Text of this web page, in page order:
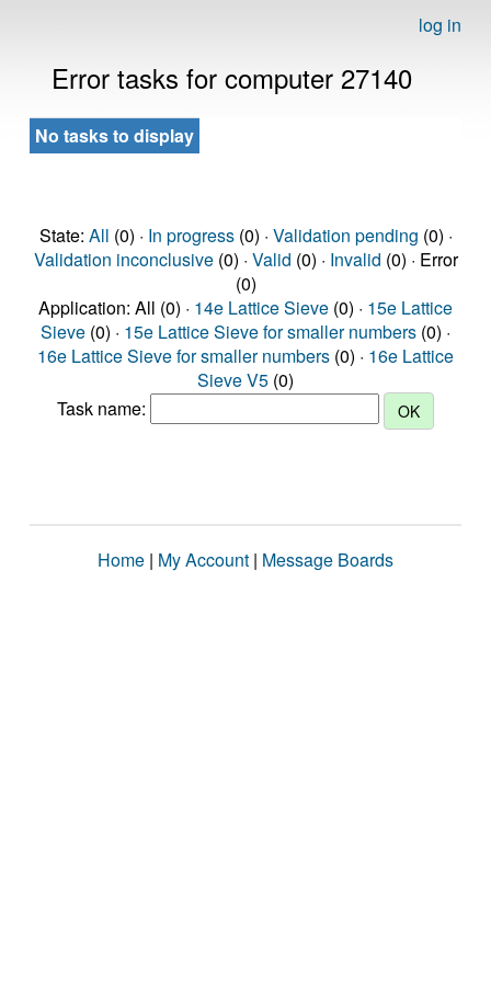
log in
Error tasks for computer 27140
No tasks to display
State: All (0) · In progress(0) · Validation pending (0) ·
Validation inconclusive(0) · Valid (0) · Invalid (0) · Error
(0)
Application: All (0) · 14e Lattice Sieve (0) · 15e Lattice
Sieve (0) · 15e Lattice Sieve for smaller numbers (0) ·
16e Lattice Sieve for smaller numbers (0) · 16e Lattice
Sieve V5 (0)
Task name:
Home | My Account | Message Boards